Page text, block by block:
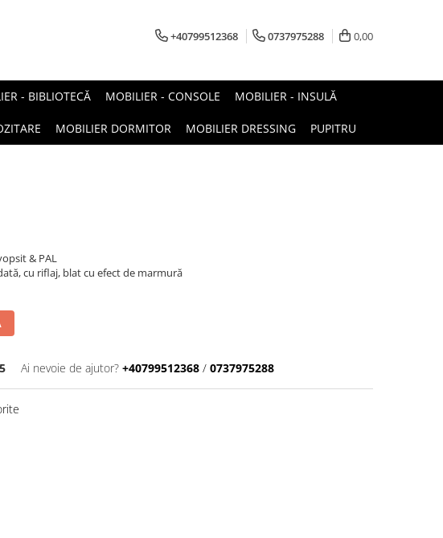
+40799512368 0737975288 0,00
- BIBLIOTECĂ MOBILIER - CONSOLE MOBILIER - INSULĂ
MOBILIER DORMITOR MOBILIER DRESSING PUPITRU
& PAL
cu riflaj, blat cu efect de marmură
Ai nevoie de ajutor? +40799512368 / 0737975288